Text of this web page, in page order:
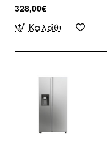
328,00€
Καλάθι